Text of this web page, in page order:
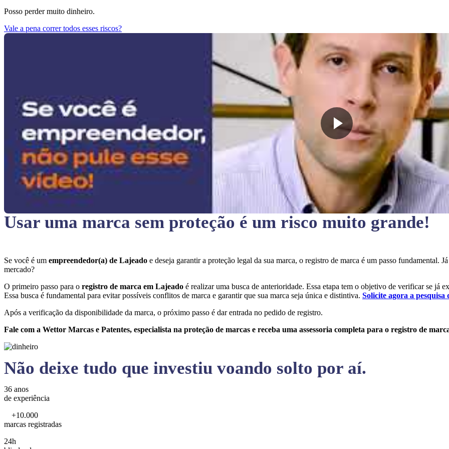
Posso perder muito dinheiro.
Vale a pena correr todos esses riscos?
Usar uma marca sem proteção é um risco muito grande!
Se você é um empreendedor(a) de Lajeado e deseja garantir a proteção legal da sua marca, o registro de marca é um passo fundamental.
mercado?
O primeiro passo para o registro de marca em Lajeado é realizar uma busca de anterioridade. Essa etapa tem o objetivo de verificar se já
Essa busca é fundamental para evitar possíveis conflitos de marca e garantir que sua marca seja única e distintiva. Solicite agora a pesquisa
Após a verificação da disponibilidade da marca, o próximo passo é dar entrada no pedido de registro.
Fale com a Wettor Marcas e Patentes, especialista na proteção de marcas e receba uma assessoria completa para o registro de
Não deixe tudo que investiu voando solto por aí.
36 anos
de experiência
+10.000
marcas registradas
24h